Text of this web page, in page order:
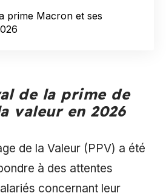
prime Macron et ses
de la prime de
valeur en 2026
de la Valeur (PPV) a été
à des attentes
concernant leur